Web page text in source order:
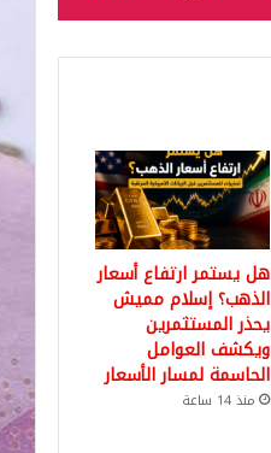
هل يستمر ارتفاع أسعار
الذهب؟ إسلام مميش
يحذر المستثمرين
ويكشف العوامل
الحاسمة لمسار الأسعار
منذ 14 ساعة